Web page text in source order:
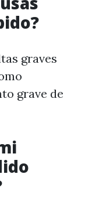
graves
grave de